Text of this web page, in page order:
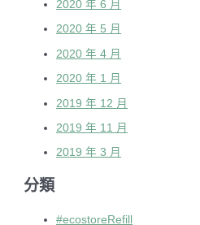
2020 年 6 月
2020 年 5 月
2020 年 4 月
2020 年 1 月
2019 年 12 月
2019 年 11 月
2019 年 3 月
分類
#ecostoreRefill